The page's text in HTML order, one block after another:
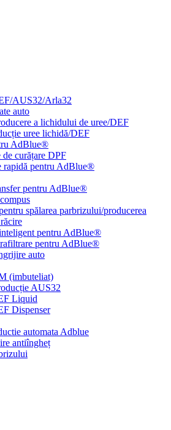
AUS32/Arla32
auto
a lichidului de uree/DEF
uree lichidă/DEF
AdBlue®
de curățare DPF
rapidă pentru AdBlue®
pentru AdBlue®
spălarea parbrizului/producerea
pentru AdBlue®
pentru AdBlue®
auto
(imbuteliat)
AUS32
Liquid
Dispenser
automata Adblue
antiîngheț